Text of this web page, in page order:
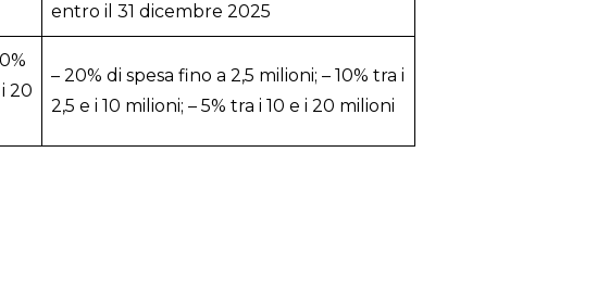
entro il 31 dicembre 2025
20
– 20% di spesa fino a 2,5 milioni; – 10% tra i
2,5 e i 10 milioni; – 5% tra i 10 e i 20 milioni